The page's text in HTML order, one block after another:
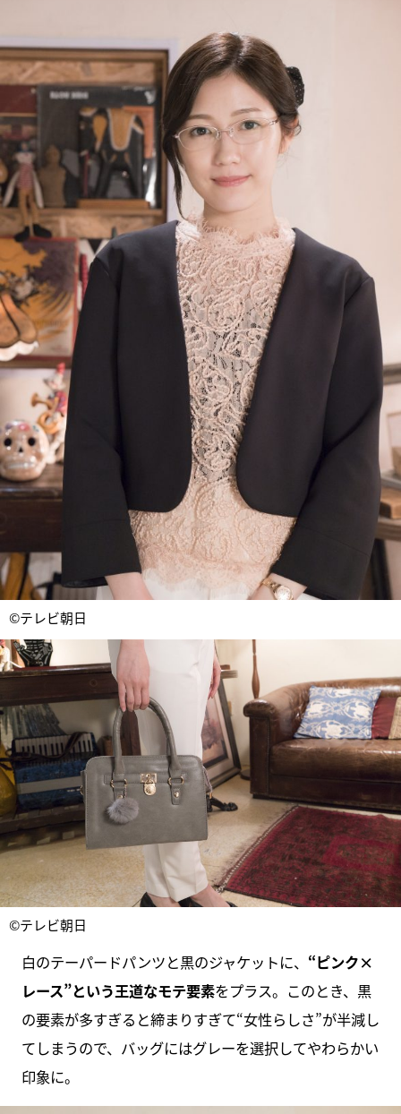
©テレビ朝日
©テレビ朝日
白のテーパードパンツと黒のジャケットに、 “ピンク×
レース”という王道なモテ要素をプラス。このとき、黒
の要素が多すぎると締まりすぎて“女性らしさ”が半減し
てしまうので、バッグにはグレーを選択してやわらかい
印象に。